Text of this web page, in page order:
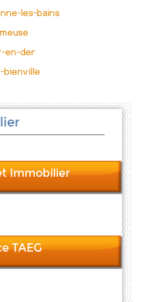
les-bains
en-der
bienville
Immobilier
TAEG